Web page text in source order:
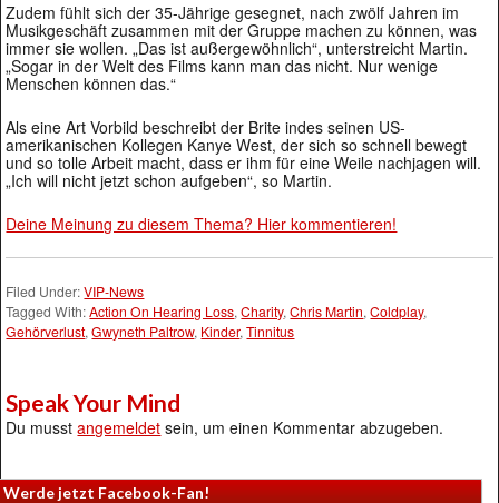
Zudem fühlt sich der 35-Jährige gesegnet, nach zwölf Jahren im
Musikgeschäft zusammen mit der Gruppe machen zu können, was
immer sie wollen. „Das ist außergewöhnlich“, unterstreicht Martin.
„Sogar in der Welt des Films kann man das nicht. Nur wenige
Menschen können das.“
Als eine Art Vorbild beschreibt der Brite indes seinen US-
amerikanischen Kollegen Kanye West, der sich so schnell bewegt
und so tolle Arbeit macht, dass er ihm für eine Weile nachjagen will.
„Ich will nicht jetzt schon aufgeben“, so Martin.
Deine Meinung zu diesem Thema? Hier kommentieren!
Filed Under:VIP-News
Tagged With:Action On Hearing Loss,Charity,Chris Martin,Coldplay,
Gehörverlust,Gwyneth Paltrow, Kinder,Tinnitus
Speak Your Mind
Du musstangemeldet sein, um einen Kommentar abzugeben.
Werde jetzt Facebook-Fan!